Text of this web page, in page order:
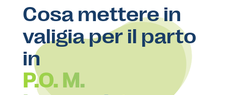
Cosa mettere in
valigia per il parto
in
P.O. M.